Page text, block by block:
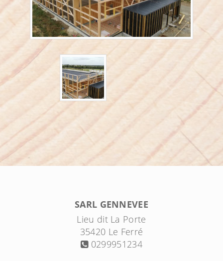
SARL GENNEVEE
Lieu dit La Porte
35420 Le Ferré
0299951234